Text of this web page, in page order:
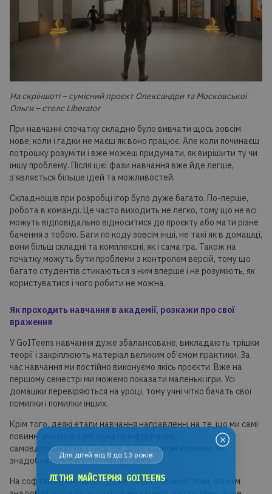
На скріншоті – сумісний проєкт Олександри та Московської
Ольги – стелс Liberator
При навчанні спочатку складно було вивчати щось зовсім
нове, коли і гадки не маєш як воно працює. Але коли починаєш
потрошку розуміти і вже можеш придумати, як вирішити ту чи
іншу проблему. Після цієї фази навчання вже йде легше,
з’являється більше ідей та можливостей.
Складнощів при розробці ігор було дуже багато. По-перше,
робота в команді. Це часто виходить не легко, тому що не всі
можуть відповідально відноситися до проєкту або мати різне
бачення з тобою. Баги по коду зовсім інші, не такі як в домашці,
вони більш складні та комплексні, як і сама гра. Також на
початку можуть бути проблеми з контролем версій, тому що
багато студентів стикаються з ним вперше і не розуміють, як
користуватися і чого робити не можна.
Як проходить навчання в академії, розкажи про свої
враження
У GoITeens навчання дуже збалансоване, викладають трішки
теорії і закріплюють матеріал великим об’ємом практики. За
час навчання ми постійно виконуємо якісь проєкти. Вже на
першому семестрі ми можемо показати маленькі ігри. Усі
домашки перевіряються на уроці, тому учні чітко бачать свої
помилки і помилки інших.
Крім того, деякі етапи навчання направленні на те, що ми самі
повинні вчитися, самі шукати інформацію,
самовдосконалюватися. Це дуже корисні навички, які
знадобляться в майбутній професії.
На софтах ми вивчаємо дуже цікаві і корисні теми, які нам
Для дітей від 8 до 13 років
ЛІТНЯ МАЙСТЕРНЯ GOITEENS